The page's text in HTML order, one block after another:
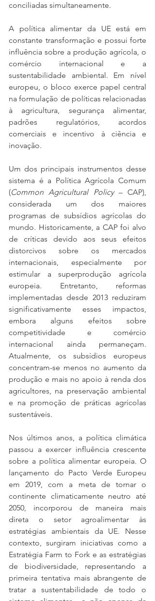
conciliadas simultaneamente.
A política alimentar da UE está em
constante transformação e possui forte
influência sobre a produção agrícola, o
comércio internacional e a
sustentabilidade ambiental. Em nível
europeu, o bloco exerce papel central
na formulação de políticas relacionadas
à agricultura, segurança alimentar,
padrões regulatórios, acordos
comerciais e incentivo à ciência e
inovação.
Um dos principais instrumentos desse
sistema é a Política Agrícola Comum
(Common Agricultural Policy – CAP),
considerada um dos maiores
programas de subsídios agrícolas do
mundo. Historicamente, a CAP foi alvo
de críticas devido aos seus efeitos
distorcivos sobre os mercados
internacionais, especialmente por
estimular a superprodução agrícola
europeia. Entretanto, reformas
implementadas desde 2013 reduziram
significativamente esses impactos,
embora alguns efeitos sobre
competitividade e comércio
internacional ainda permaneçam.
Atualmente, os subsídios europeus
concentram-se menos no aumento da
produção e mais no apoio à renda dos
agricultores, na preservação ambiental
e na promoção de práticas agrícolas
sustentáveis.
Nos últimos anos, a política climática
passou a exercer influência crescente
sobre a política alimentar europeia. O
lançamento do Pacto Verde Europeu
em 2019, com a meta de tornar o
continente climaticamente neutro até
2050, incorporou de maneira mais
direta o setor agroalimentar às
estratégias ambientais da UE. Nesse
contexto, surgiram iniciativas como a
Estratégia Farm to Fork e as estratégias
de biodiversidade, representando a
primeira tentativa mais abrangente de
tratar a sustentabilidade de todo o